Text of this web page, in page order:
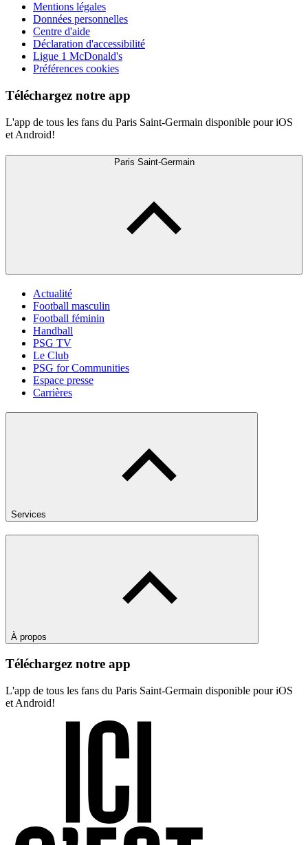
Mentions légales
Données personnelles
Centre d'aide
Déclaration d'accessibilité
Ligue 1 McDonald's
Préférences cookies
Téléchargez notre app
L'app de tous les fans du Paris Saint-Germain disponible pour iOS
et Android!
Paris Saint-Germain
Actualité
Football masculin
Football féminin
Handball
PSG TV
Le Club
PSG for Communities
Espace presse
Carrières
Services
À propos
Téléchargez notre app
L'app de tous les fans du Paris Saint-Germain disponible pour iOS
et Android!